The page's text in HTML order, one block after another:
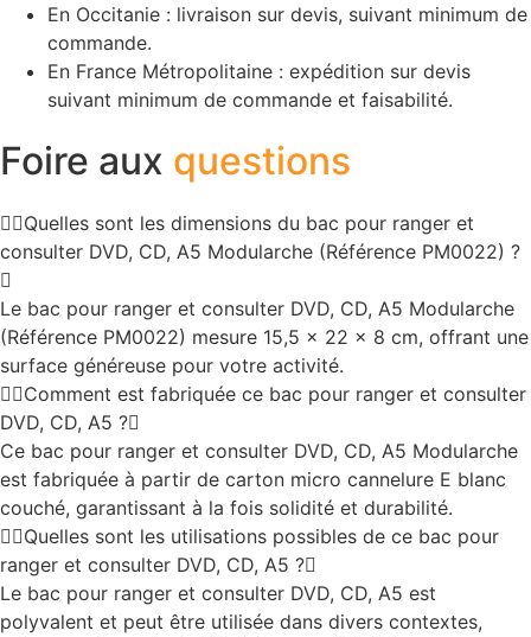
En Occitanie : livraison sur devis, suivant minimum de
commande.
En France Métropolitaine : expédition sur devis
suivant minimum de commande et faisabilité.
Foire aux questions
Quelles sont les dimensions du bac pour ranger et
consulter DVD, CD, A5 Modularche (Référence PM0022) ?
Le bac pour ranger et consulter DVD, CD, A5 Modularche
(Référence PM0022) mesure 15,5 x 22 x 8 cm, offrant une
surface généreuse pour votre activité.
Comment est fabriquée ce bac pour ranger et consulter
DVD, CD, A5 ?
Ce bac pour ranger et consulter DVD, CD, A5 Modularche
est fabriquée à partir de carton micro cannelure E blanc
couché, garantissant à la fois solidité et durabilité.
Quelles sont les utilisations possibles de ce bac pour
ranger et consulter DVD, CD, A5 ?
Le bac pour ranger et consulter DVD, CD, A5 est
polyvalent et peut être utilisée dans divers contextes,